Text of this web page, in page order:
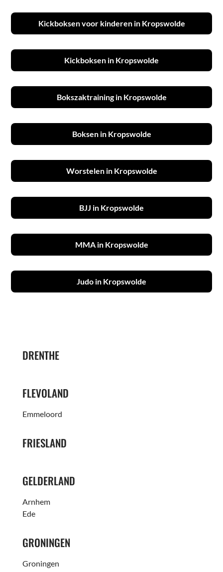
Kickboksen voor kinderen in Kropswolde
Kickboksen in Kropswolde
Bokszaktraining in Kropswolde
Boksen in Kropswolde
Worstelen in Kropswolde
BJJ in Kropswolde
MMA in Kropswolde
Judo in Kropswolde
DRENTHE
FLEVOLAND
Emmeloord
FRIESLAND
GELDERLAND
Arnhem
Ede
GRONINGEN
Groningen